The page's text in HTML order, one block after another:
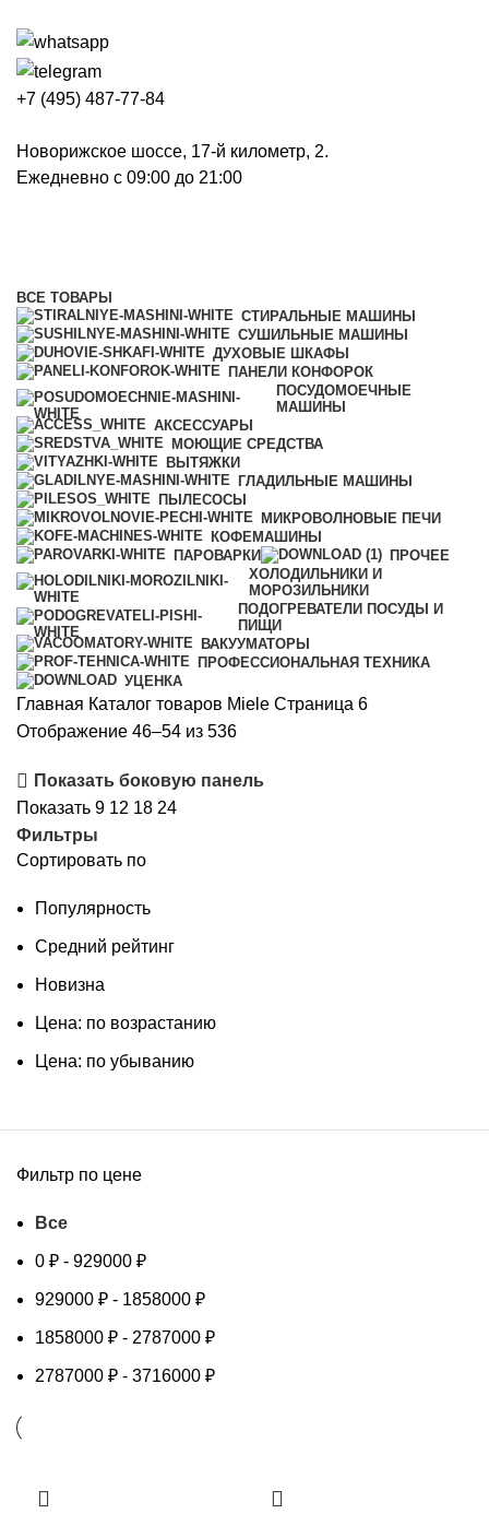
+7 (495) 487-77-84
Новорижское шоссе, 17-й километр, 2.
Ежедневно с 09:00 до 21:00
ВСЕ ТОВАРЫ
СТИРАЛЬНЫЕ МАШИНЫ
СУШИЛЬНЫЕ МАШИНЫ
ДУХОВЫЕ ШКАФЫ
ПАНЕЛИ КОНФОРОК
ПОСУДОМОЕЧНЫЕ
МАШИНЫ
АКСЕССУАРЫ
МОЮЩИЕ СРЕДСТВА
ВЫТЯЖКИ
ГЛАДИЛЬНЫЕ МАШИНЫ
ПЫЛЕСОСЫ
МИКРОВОЛНОВЫЕ ПЕЧИ
КОФЕМАШИНЫ
ПАРОВАРКИ
ПРОЧЕЕ
ХОЛОДИЛЬНИКИ И
МОРОЗИЛЬНИКИ
ПОДОГРЕВАТЕЛИ ПОСУДЫ И
ПИЩИ
ВАКУУМАТОРЫ
ПРОФЕССИОНАЛЬНАЯ ТЕХНИКА
УЦЕНКА
Главная Каталог товаров Miele Страница 6
Отображение 46–54 из 536Цены:
возрастанию
Показать боковую панель
Показать 9 12 18 24
Фильтры
Сортировать по
Популярность
Средний рейтинг
Новизна
Цена: по возрастанию
Цена: по убыванию
Фильтр по цене
Все
0 ₽ - 929000 ₽
929000 ₽ - 1858000 ₽
1858000 ₽ - 2787000 ₽
2787000 ₽ - 3716000 ₽